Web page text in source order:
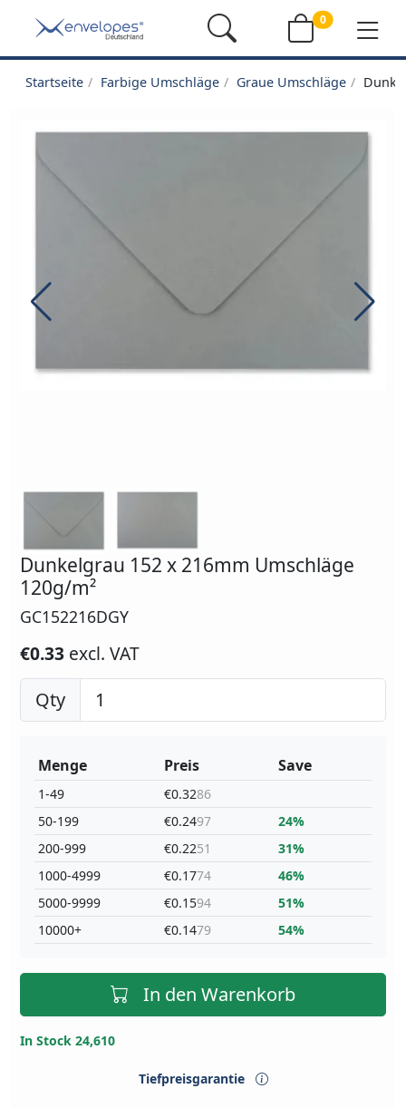
0
Startseite Farbige Umschläge Graue Umschläge
Dunkelgrau 152 x 216mm Umschläge
120g/m²
GC152216DGY
€0.33 excl. VAT
Qty
Menge
1-49
50-199
200-999
1000-4999
5000-9999
10000+
Preis
€0.3286
€0.2497
€0.2251
€0.1774
€0.1594
€0.1479
Save
24%
31%
46%
51%
54%
In den Warenkorb
In Stock 24,610
Tiefpreisgarantie